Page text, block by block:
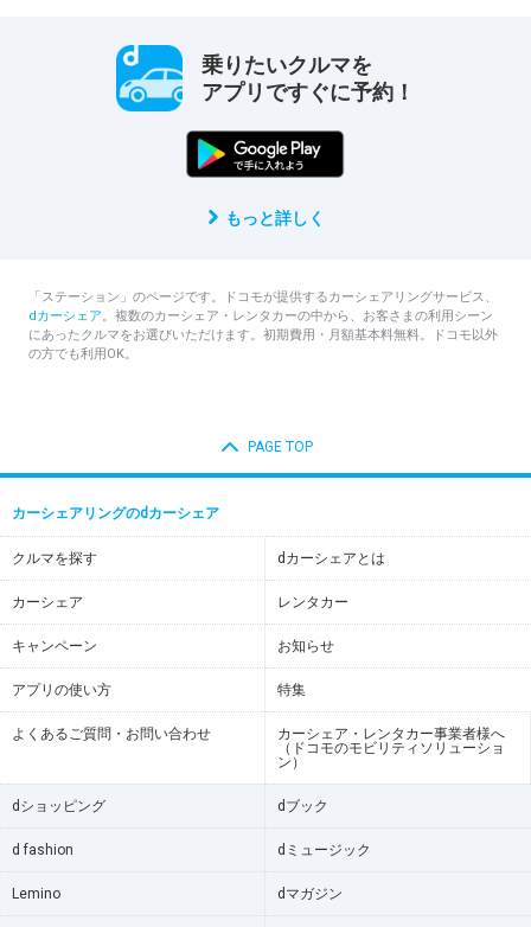
乗りたいクルマを
アプリですぐに予約！
もっと詳しく
「ステーション」のページです。ドコモが提供するカーシェアリングサービス、
dカーシェア。複数のカーシェア・レンタカーの中から、お客さまの利用シーン
にあったクルマをお選びいただけます。初期費用・月額基本料無料。ドコモ以外
の方でも利用OK。
PAGE TOP
カーシェアリングのdカーシェア
クルマを探す dカーシェアとは
カーシェア レンタカー
キャンペーン お知らせ
アプリの使い方 特集
よくあるご質問・お問い合わせ
カーシェア・レンタカー事業者様へ
（ドコモのモビリティソリューショ
ン）
dショッピング dブック
d fashion dミュージック
Lemino dマガジン